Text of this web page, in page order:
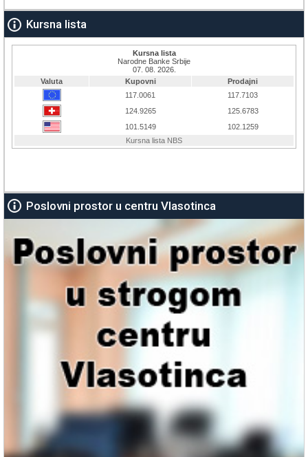
Kursna lista
Poslovni prostor u centru Vlasotinca